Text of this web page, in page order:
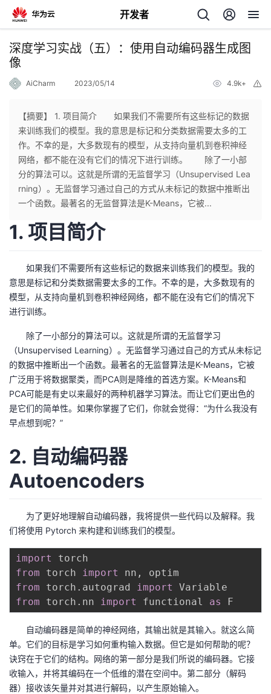
开发者
返
回
个
人
主
页
我
的
开
者
的
博
客
我
的
论
我
的
子
我
直
的
动
我
关
注
的
开
发
者
学
堂
我
的
Programs
我
的
支
持
我
深度学习实战（五）：使用自动编码器生成图
像
AiCharm 2023/05/14 4.9k+
【摘要】 1. 项目简介 如果我们不需要所有这些标记的数据
来训练我们的模型。我的意思是标记和分类数据需要太多的工
作。不幸的是，大多数现有的模型，从支持向量机到卷积神经
网络，都不能在没有它们的情况下进行训练。 除了一小部
分的算法可以。这就是所谓的无监督学习（Unsupervised Lea
rning）。无监督学习通过自己的方式从未标记的数据中推断出
一个函数。最著名的无监督算法是K-Means，它被...
1. 项目简介
如果我们不需要所有这些标记的数据来训练我们的模型。我的
意思是标记和分类数据需要太多的工作。不幸的是，大多数现有的
模型，从支持向量机到卷积神经网络，都不能在没有它们的情况下
进行训练。
除了一小部分的算法可以。这就是所谓的无监督学习
（Unsupervised Learning）。无监督学习通过自己的方式从未标记
的数据中推断出一个函数。最著名的无监督算法是K-Means，它被
广泛用于将数据聚类，而PCA则是降维的首选方案。K-Means和
PCA可能是有史以来最好的两种机器学习算法。而让它们更出色的
是它们的简单性。如果你掌握了它们，你就会觉得：“为什么我没有
早点想到呢？”
2. 自动编码器
Autoencoders
为了更好地理解自动编码器，我将提供一些代码以及解释。我
们将使用 Pytorch 来构建和训练我们的模型。
import
from torch import nn ,
from torch . autograd import
from torch . nn import functional as
自动编码器是简单的神经网络，其输出就是其输入。就这么简
单。它们的目标是学习如何重构输入数据。但它是如何帮助的呢？
诀窍在于它们的结构。网络的第一部分是我们所说的编码器。它接
收输入，并将其编码在一个低维的潜在空间中。第二部分（解码
器）接收该矢量并对其进行解码，以产生原始输入。